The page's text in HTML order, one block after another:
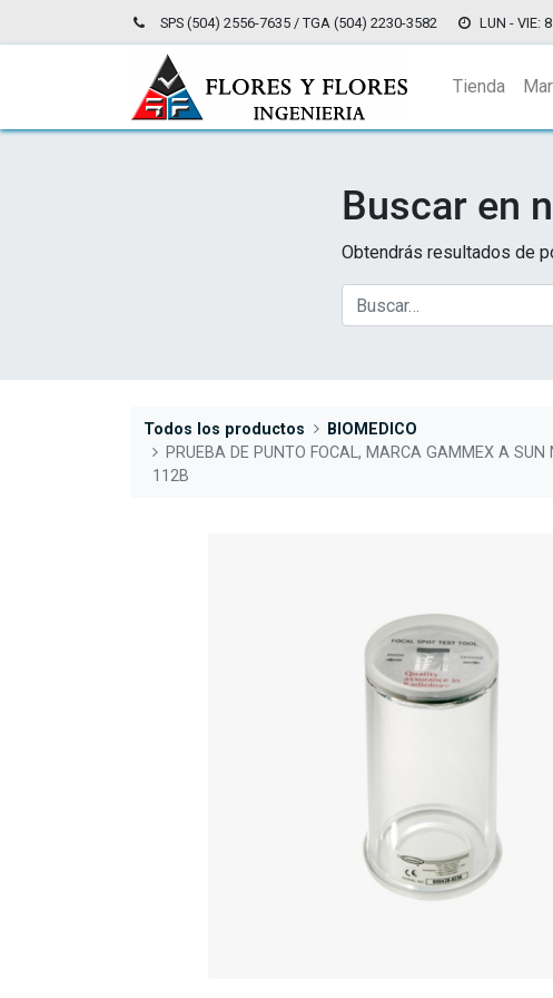
SPS (504) 2556-7635 / TGA (504) 2230-3582 LUN - VIE:
Tienda
Buscar en
Obtendrás resultados de
Todos los productos
BIOMEDICO
PRUEBA DE PUNTO FOCAL, MARCA GAMMEX A SUN
112B